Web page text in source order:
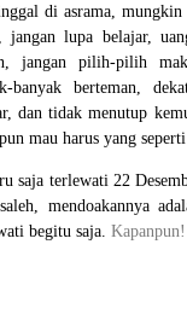
di asrama,
lupa belajar,
jangan pilih-pilih
banyak berteman,
dan tidak menutup
mau harus yang seperti
saja terlewati 22
mendoakannya
begitu saja. Kapanpun!